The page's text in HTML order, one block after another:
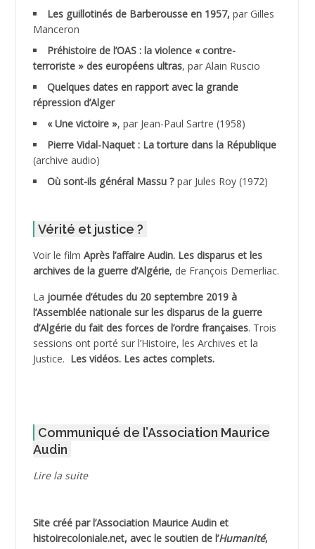
ADANE Ramdane *
ADDAD
ADDALA Boualem*
ADDANE
ADDECHE Rachid
ADELIOUAT Vve AIT SAADA
ADJANI Khaled
ADJAOUT
ADNI Mohamed Akli
ADOUL Arab *
AGOULMINE
AHLOUCHE Mabrouk *
Les guillotinés de Barberousse en 1957, par Gilles
Manceron
Préhistoire de l’OAS : la violence « contre-
terroriste » des européens ultras, par Alain Ruscio
Quelques dates en rapport avec la grande
répression d’Alger
« Une victoire », par Jean-Paul Sartre (1958)
Pierre Vidal-Naquet : La torture dans la République
(archive audio)
Où sont-ils général Massu ? par Jules Roy (1972)
Vérité et justice ?
Voir le film Après l’affaire Audin. Les disparus et les
archives de la guerre d’Algérie, de François Demerliac.
La journée d’études du 20 septembre 2019 à
l’Assemblée nationale sur les disparus de la guerre
d’Algérie du fait des forces de l’ordre françaises. Trois
sessions ont porté sur l’Histoire, les Archives et la
Justice. Les vidéos. Les actes complets.
Communiqué de l’Association Maurice
Audin
Lire la suite
Site créé par l’Association Maurice Audinet
histoirecoloniale.net, avec le soutien de l’Humanité,